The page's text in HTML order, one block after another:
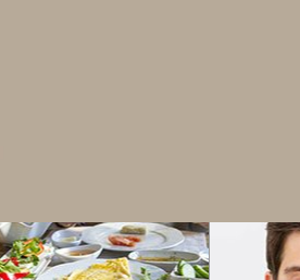
saçlara kavuşmanıza
Yeme & İçme